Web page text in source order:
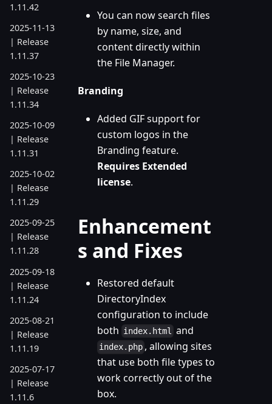
1.11.42
2025-11-13
| Release
1.11.37
2025-10-23
| Release
1.11.34
2025-10-09
| Release
1.11.31
2025-10-02
| Release
1.11.29
2025-09-25
| Release
1.11.28
2025-09-18
| Release
1.11.24
2025-08-21
| Release
1.11.19
2025-07-17
| Release
1.11.6
You can now search files
by name, size, and
content directly within
the File Manager.
Branding
Added GIF support for
custom logos in the
Branding feature.
Requires Extended
license.
Enhancement
s and Fixes
Restored default
DirectoryIndex
configuration to include
both index.html and
index.php , allowing sites
that use both file types to
work correctly out of the
box.